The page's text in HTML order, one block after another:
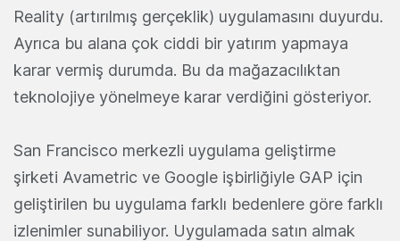
Reality (artırılmış gerçeklik) uygulamasını duyurdu.
Ayrıca bu alana çok ciddi bir yatırım yapmaya
karar vermiş durumda. Bu da mağazacılıktan
teknolojiye yönelmeye karar verdiğini gösteriyor.
San Francisco merkezli uygulama geliştirme
şirketi Avametric ve Google işbirliğiyle GAP için
geliştirilen bu uygulama farklı bedenlere göre farklı
izlenimler sunabiliyor. Uygulamada satın almak